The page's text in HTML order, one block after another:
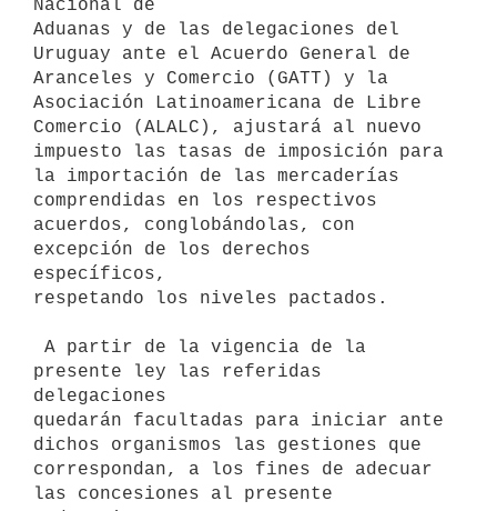
Nacional de
Aduanas y de las delegaciones del
Uruguay ante el Acuerdo General de
Aranceles y Comercio (GATT) y la
Asociación Latinoamericana de Libre
Comercio (ALALC), ajustará al nuevo
impuesto las tasas de imposición para
la importación de las mercaderías
comprendidas en los respectivos
acuerdos, conglobándolas, con
excepción de los derechos
específicos,
respetando los niveles pactados.
presente ley las referidas
delegaciones
quedarán facultadas para iniciar ante
dichos organismos las gestiones que
correspondan, a los fines de adecuar
las concesiones al presente